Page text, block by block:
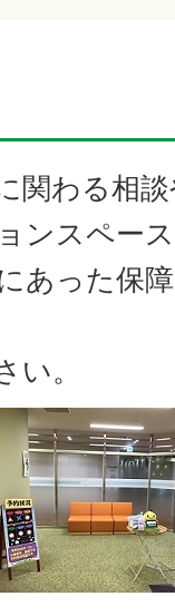
関わる相
ンスペー
あった保
い。